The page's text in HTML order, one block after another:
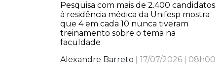
Pesquisa com mais de 2.400 candidatos
à residência médica da Unifesp mostra
que 4 em cada 10 nunca tiveram
treinamento sobre o tema na
faculdade
Alexandre Barreto | 17/07/2026 | 08h00